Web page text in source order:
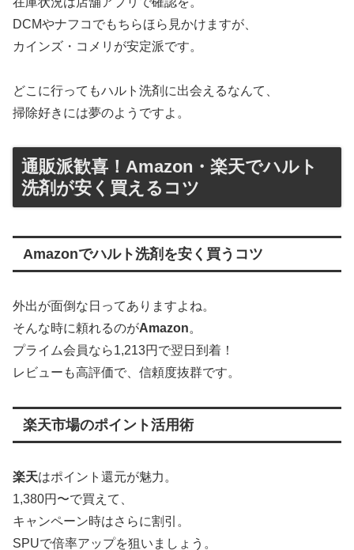
DCMやナフコでもちらほら見かけますが、
カインズ・コメリが安定派です。
どこに行ってもハルト洗剤に出会えるなんて、
掃除好きには夢のようですよ。
通販派歓喜！Amazon・楽天でハルト
洗剤が安く買えるコツ
Amazonでハルト洗剤を安く買うコツ
外出が面倒な日ってありますよね。
そんな時に頼れるのがAmazon。
プライム会員なら1,213円で翌日到着！
レビューも高評価で、信頼度抜群です。
楽天市場のポイント活用術
楽天はポイント還元が魅力。
1,380円〜で買えて、
キャンペーン時はさらに割引。
SPUで倍率アップを狙いましょう。